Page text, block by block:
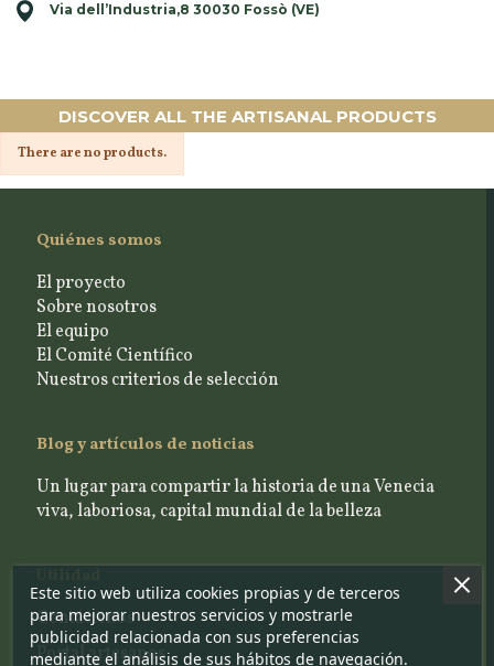
Via dell’Industria,8 30030 Fossò (VE)
DISCOVER ALL THE ARTISANAL PRODUCTS
There are no products.
Quiénes somos
El proyecto
Sobre nosotros
El equipo
El Comité Científico
Nuestros criterios de selección
Blog y artículos de noticias
Un lugar para compartir la historia de una Venecia
viva, laboriosa, capital mundial de la belleza
Contáctenos
Portal artesanos
Este sitio web utiliza cookies propias y de terceros
para mejorar nuestros servicios y mostrarle
publicidad relacionada con sus preferencias
mediante el análisis de sus hábitos de navegación.